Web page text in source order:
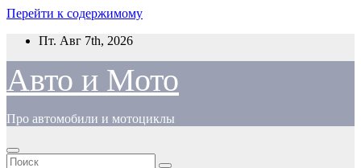
Перейти к содержимому
Пт. Авг 7th, 2026
Авто и Мото
Про автомобили и мотоциклы